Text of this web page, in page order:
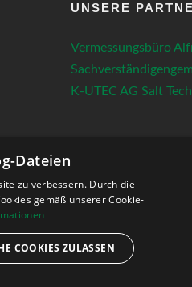
UNSERE
Vermessungsbüro
K-UTEC AG Salt
Dateien
zu verbessern. Durch die
gemäß unserer Cookie-
COOKIES ZULASSEN